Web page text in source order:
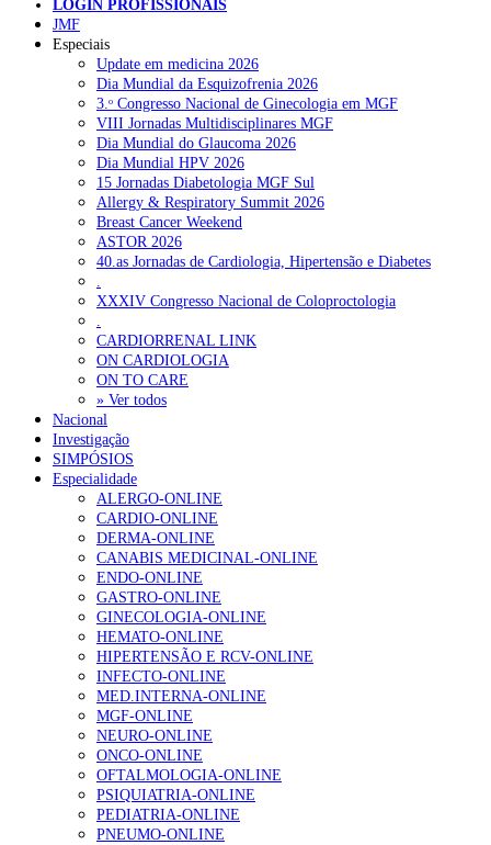
NOTÍCIAS RECENTES
Quase 11.900 jovens recorreram aos cheques psicólogo e
nutricionista no primeiro mês 7 de Agosto, 2026
ULS de Coimbra estreia cirurgia endoscópica do ouvido com
apoio robótico em Portugal 7 de Agosto, 2026
Enfermeiros exigem esclarecimentos sobre eventual gestão
privada da ULS do Algarve 7 de Agosto, 2026
Ordem dos Médicos alerta para riscos no novo sistema de acesso
a consultas e cirurgias
Portugal está a formar os médicos de que precisa?
2026
NOTÍCIAS MAIS LIDAS
Enfermagem Forense. “Da urgência ao tribunal, cada
gesto conta e cada profissional faz a diferença”
203 visualizações
1.º Episódio do Podcast “Frequência Cardio – Sintoniza-
te na Insuficiência Cardíaca” da Bayer
169 visualizações
Alguns milhares de utentes podem ficar sem médico de
família com nova regras do registo, alerta associação
132 visualizações
LOGIN PROFISSIONAIS
JMF
Especiais
Update em medicina 2026
Dia Mundial da Esquizofrenia 2026
3.ᵒ Congresso Nacional de Ginecologia em MGF
VIII Jornadas Multidisciplinares MGF
Dia Mundial do Glaucoma 2026
Dia Mundial HPV 2026
15 Jornadas Diabetologia MGF Sul
Allergy & Respiratory Summit 2026
Breast Cancer Weekend
ASTOR 2026
40.as Jornadas de Cardiologia, Hipertensão e Diabetes
.
XXXIV Congresso Nacional de Coloproctologia
.
CARDIORRENAL LINK
ON CARDIOLOGIA
ON TO CARE
» Ver todos
Nacional
Investigação
SIMPÓSIOS
Especialidade
ALERGO-ONLINE
CARDIO-ONLINE
DERMA-ONLINE
CANABIS MEDICINAL-ONLINE
ENDO-ONLINE
GASTRO-ONLINE
GINECOLOGIA-ONLINE
HEMATO-ONLINE
HIPERTENSÃO E RCV-ONLINE
INFECTO-ONLINE
MED.INTERNA-ONLINE
MGF-ONLINE
NEURO-ONLINE
ONCO-ONLINE
OFTALMOLOGIA-ONLINE
PSIQUIATRIA-ONLINE
PEDIATRIA-ONLINE
PNEUMO-ONLINE